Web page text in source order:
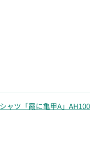
ャツ「霞に亀甲A」